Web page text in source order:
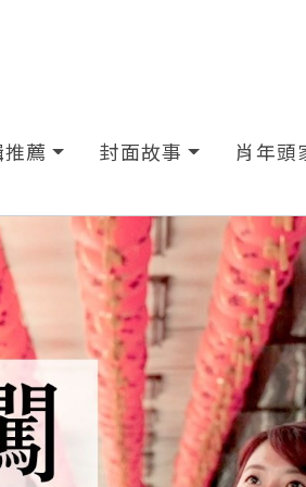
推薦 封面故事 肖年頭